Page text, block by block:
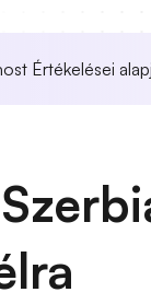
Értékelései